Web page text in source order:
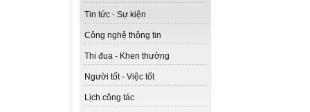
Tin tức - Sự kiện
Công nghệ thông tin
Thi đua - Khen thưởng
Người tốt - Việc tốt
Lịch công tác